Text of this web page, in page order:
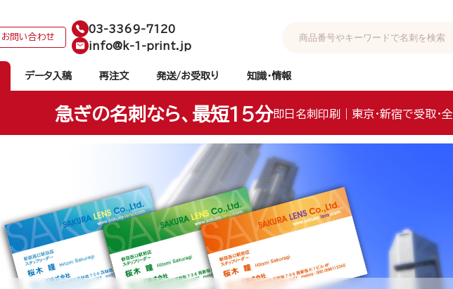
お問い合わせ
03-3369-7120
info@k-1-print.jp
データ入稿 再注文 発送/お受取り 知識・情報
急ぎの名刺なら、最短15分即日名刺印刷｜東京・新宿で受取・